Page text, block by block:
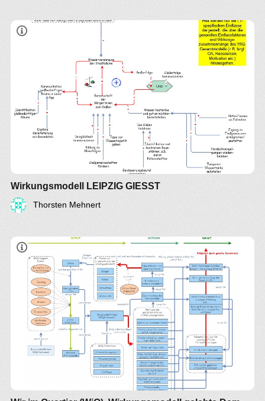
Wirkungsmodell LEIPZIG GIESST
Thorsten Mehnert